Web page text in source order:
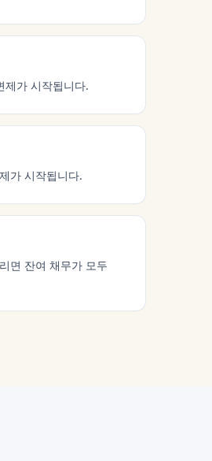
제가 시작됩니다.
가 시작됩니다.
면 잔여 채무가 모두